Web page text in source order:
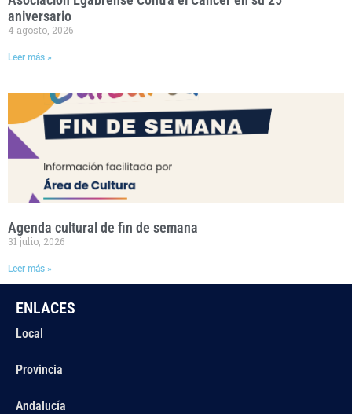
aniversario
4 agosto, 2026
Leer más »
Agenda cultural de fin de semana
31 julio, 2026
Leer más »
ENLACES
Local
Provincia
Andalucía